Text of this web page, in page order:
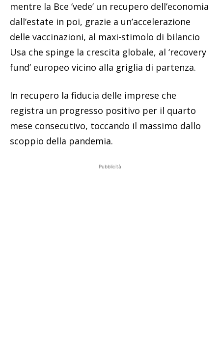
mentre la Bce ‘vede’ un recupero dell’economia
dall’estate in poi, grazie a un’accelerazione
delle vaccinazioni, al maxi-stimolo di bilancio
Usa che spinge la crescita globale, al ‘recovery
fund’ europeo vicino alla griglia di partenza.
In recupero la fiducia delle imprese che
registra un progresso positivo per il quarto
mese consecutivo, toccando il massimo dallo
scoppio della pandemia.
Pubblicità